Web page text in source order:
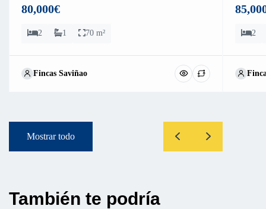
80,000€
2 1 70 m²
Fincas Saviñao
2
Mostrar todo
También te podría